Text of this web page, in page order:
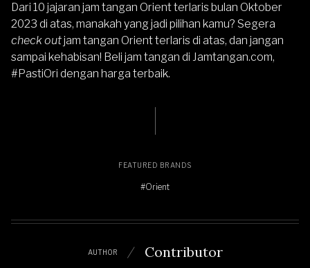
Dari 10 jajaran jam tangan Orient terlaris bulan Oktober
2023 di atas, manakah yang jadi pilihan kamu? Segera
check outjam tangan Orient terlaris di atas, dan jangan
sampai kehabisan! Beli jam tangan di Jamtangan.com,
#PastiOri dengan harga terbaik.
FEATURED BRANDS
#Orient
AUTHOR Contributor